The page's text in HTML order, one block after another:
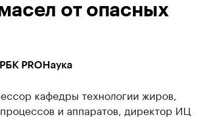
от опасных
PROНаука
кафедры технологии жиров,
и аппаратов, директор ИЦ